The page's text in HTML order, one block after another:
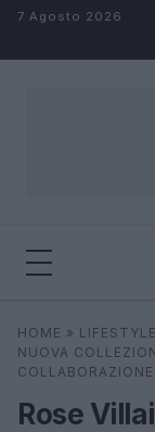
Salta al contenuto
7 Agosto 2026
Cerca
HOME » LIFESTYLE
NUOVA
Rose